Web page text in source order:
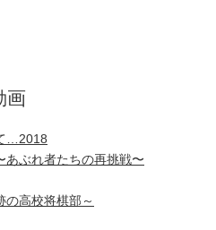
画
…2018
あぶれ者たちの再挑戦〜
の高校将棋部～